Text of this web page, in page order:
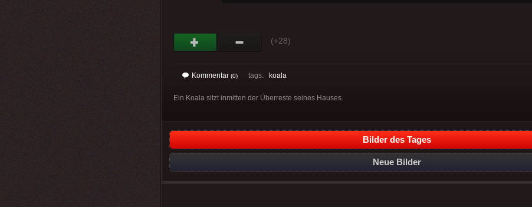
(+28)
Kommentar (0) tags: koala
Ein Koala sitzt inmitten der Überreste seines Hauses.
Bilder des Tages
Neue Bilder